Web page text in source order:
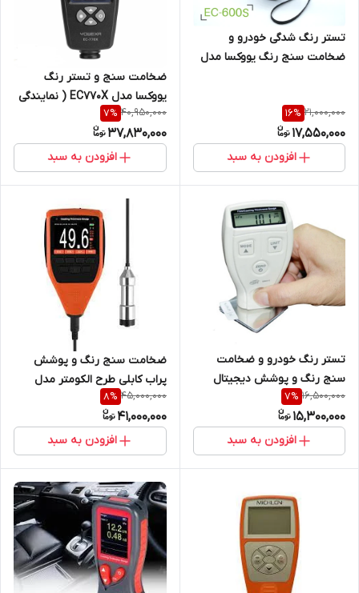
تستر رنگ شدگی خودرو و
ضخامت سنج رنگ یووکسا مدل
21,000,000
16%
17,550,000
افزودن به سبد
ضخامت سنج و تستر رنگ
یووکسا مدل EC770X ( نمایندگی
اصلی جوش آزما تجهیز )
40,950,000
7%
37,830,000
افزودن به سبد
تستر رنگ خودرو و ضخامت
سنج رنگ و پوشش دیجیتال
اصلی جوش آزما تجهیز )
16,500,000
7%
15,300,000
افزودن به سبد
ضخامت سنج رنگ و پوشش
پراب کابلی طرح الکومتر مدل
ec777-E ساخت کمپانی یووکسا (
نمایندگی اصلی جوش آزما
45,000,000
8%
41,000,000
افزودن به سبد